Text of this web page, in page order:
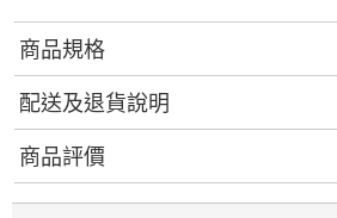
商品規格
配送及退貨說明
商品評價